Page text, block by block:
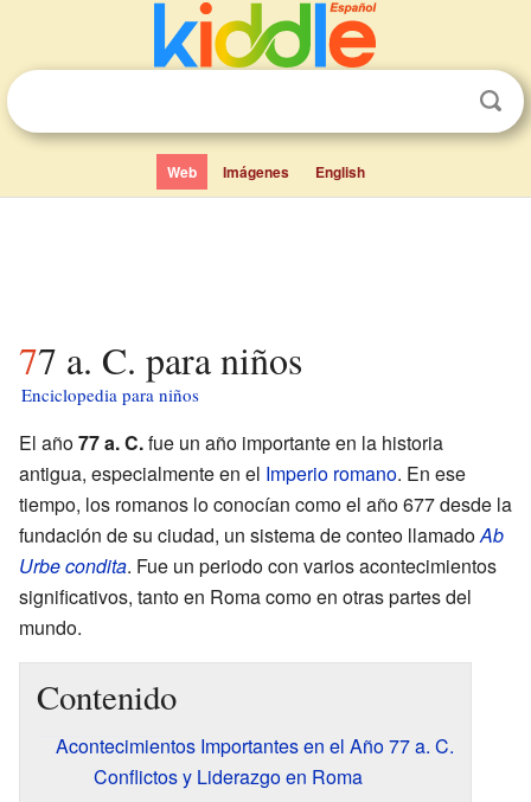
Web Imágenes English
77 a. C. para niños
Enciclopedia para niños
El año77 a. C.fue un año importante en la historia
antigua, especialmente en el Imperio romano. En ese
tiempo, los romanos lo conocían como el año 677 desde la
fundación de su ciudad, un sistema de conteo llamadoAb
Urbe condita. Fue un periodo con varios acontecimientos
significativos, tanto en Roma como en otras partes del
mundo.
Contenido
Acontecimientos Importantes en el Año 77 a. C.
Conflictos y Liderazgo en Roma